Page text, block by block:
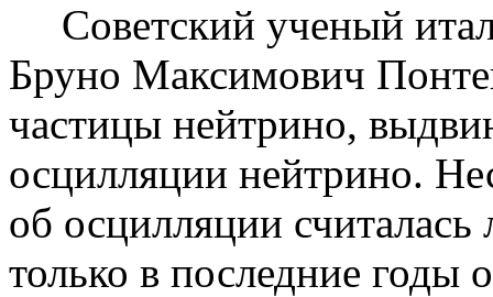
Советский ученый
Бруно Максимович
частицы нейтрино,
осцилляции нейтрино.
об осцилляции
только в последние годы